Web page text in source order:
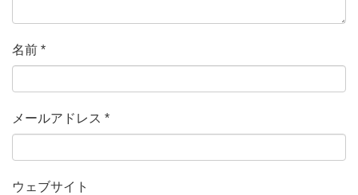
名前 *
メールアドレス *
ウェブサイト